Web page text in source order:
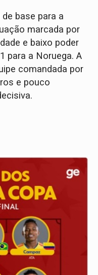
base para a
marcada por
e baixo poder
para a Noruega. A
comandada por
e pouco